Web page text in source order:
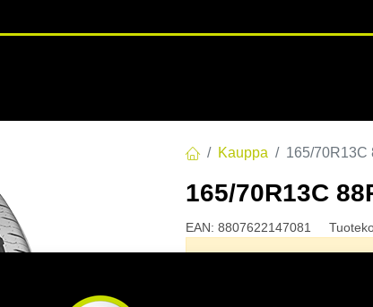
Kauppa 165/70R13C
165/70R13C
EAN: 8807622147081